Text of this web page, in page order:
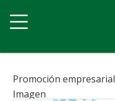
contenido
principal
principal
Ayto
principal
Ayto
Promoción empresarial
Imagen